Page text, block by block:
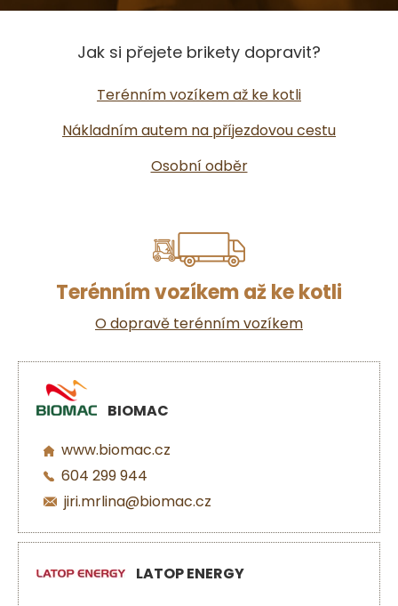
Jak si přejete brikety dopravit?
Terénním vozíkem až ke kotli
Nákladním autem na příjezdovou cestu
Osobní odběr
Terénním vozíkem až ke kotli
O dopravě terénním vozíkem
BIOMAC
www.biomac.cz
604 299 944
jiri.mrlina@biomac.cz
LATOP ENERGY